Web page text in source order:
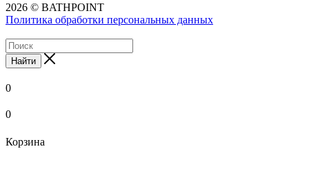
2026 © BATHPOINT
Политика обработки персональных данных
Найти
0
0
Корзина